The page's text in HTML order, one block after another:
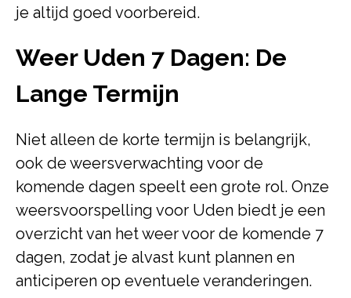
je altijd goed voorbereid.
Weer Uden 7 Dagen: De
Lange Termijn
Niet alleen de korte termijn is belangrijk,
ook de weersverwachting voor de
komende dagen speelt een grote rol. Onze
weersvoorspelling voor Uden biedt je een
overzicht van het weer voor de komende 7
dagen, zodat je alvast kunt plannen en
anticiperen op eventuele veranderingen.